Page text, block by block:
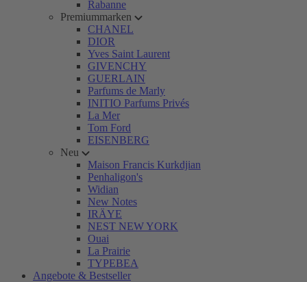
Rabanne
Premiummarken
CHANEL
DIOR
Yves Saint Laurent
GIVENCHY
GUERLAIN
Parfums de Marly
INITIO Parfums Privés
La Mer
Tom Ford
EISENBERG
Neu
Maison Francis Kurkdjian
Penhaligon's
Widian
New Notes
IRÄYE
NEST NEW YORK
Ouai
La Prairie
TYPEBEA
Angebote & Bestseller